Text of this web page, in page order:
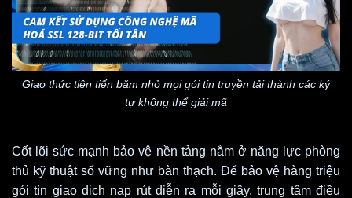
Giao thức tiên tiến băm nhỏ mọi gói tin truyền tải thành các ký
tự không thể giải mã
Cốt lõi sức mạnh bảo vệ nền tảng nằm ở năng lực phòng
thủ kỹ thuật số vững như bàn thạch. Để bảo vệ hàng triệu
gói tin giao dịch nạp rút diễn ra mỗi giây, trung tâm điều